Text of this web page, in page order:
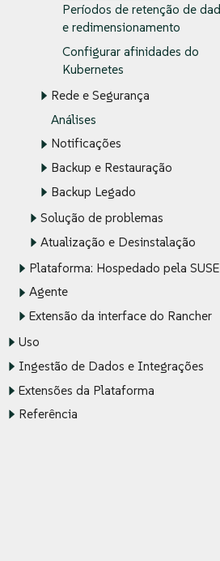
Períodos de retenção de
e redimensionamento
Configurar afinidades do
Kubernetes
Rede e Segurança
Análises
Notificações
Backup e Restauração
Backup Legado
Solução de problemas
Atualização e Desinstalação
Plataforma: Hospedado pela SUSE
Agente
Extensão da interface do Rancher
Uso
Ingestão de Dados e Integrações
Extensões da Plataforma
Referência